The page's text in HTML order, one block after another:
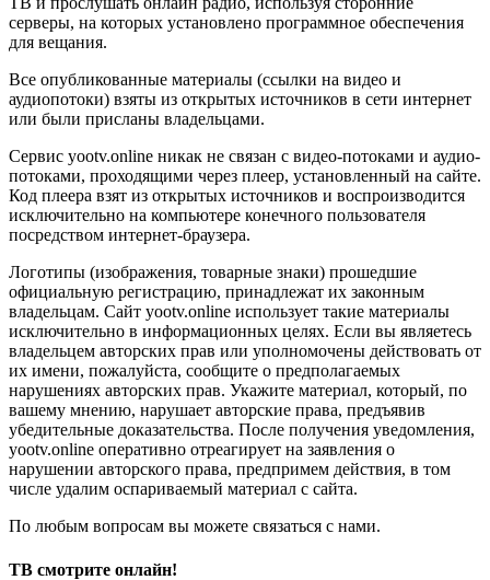
серверы, на которых установлено программное обеспечения
для вещания.
Все опубликованные материалы (ссылки на видео и
аудиопотоки) взяты из открытых источников в сети интернет
или были присланы владельцами.
Сервис yootv.online никак не связан с видео-потоками и аудио-
потоками, проходящими через плеер, установленный на сайте.
Код плеера взят из открытых источников и воспроизводится
исключительно на компьютере конечного пользователя
посредством интернет-браузера.
Логотипы (изображения, товарные знаки) прошедшие
официальную регистрацию, принадлежат их законным
владельцам. Сайт yootv.online использует такие материалы
исключительно в информационных целях. Если вы являетесь
владельцем авторских прав или уполномочены действовать от
их имени, пожалуйста, сообщите о предполагаемых
нарушениях авторских прав. Укажите материал, который, по
вашему мнению, нарушает авторские права, предъявив
убедительные доказательства. После получения уведомления,
yootv.online оперативно отреагирует на заявления о
нарушении авторского права, предпримем действия, в том
числе удалим оспариваемый материал с сайта.
По любым вопросам вы можете связаться с нами.
ТВ смотрите онлайн!